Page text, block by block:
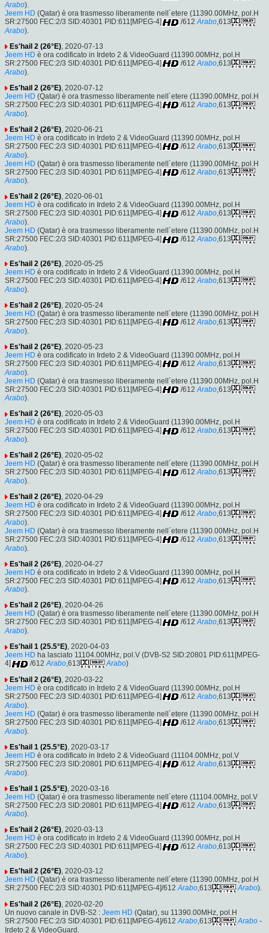
Arabo).
Jeem HD (Qatar) è ora trasmesso liberamente nell´etere (11390.00MHz, pol.H
SR:27500 FEC:2/3 SID:40301 PID:611[MPEG-4]
/612 Arabo,613
Arabo).
Es'hail 2 (26°E), 2020-07-13
Jeem HD è ora codificato in Irdeto 2 & VideoGuard (11390.00MHz, pol.H
SR:27500 FEC:2/3 SID:40301 PID:611[MPEG-4]
/612 Arabo,613
Arabo).
Es'hail 2 (26°E), 2020-07-12
Jeem HD (Qatar) è ora trasmesso liberamente nell´etere (11390.00MHz, pol.H
SR:27500 FEC:2/3 SID:40301 PID:611[MPEG-4]
/612 Arabo,613
Arabo).
Es'hail 2 (26°E) , 2020-06-21
Jeem HD è ora codificato in Irdeto 2 & VideoGuard (11390.00MHz, pol.H
SR:27500 FEC:2/3 SID:40301 PID:611[MPEG-4]
/612 Arabo ,613
Arabo).
Jeem HD (Qatar) è ora trasmesso liberamente nell´etere (11390.00MHz, pol.H
SR:27500 FEC:2/3 SID:40301 PID:611[MPEG-4]
/612 Arabo ,613
Arabo).
Es'hail 2 (26°E), 2020-06-01
Jeem HD è ora codificato in Irdeto 2 & VideoGuard (11390.00MHz, pol.H
SR:27500 FEC:2/3 SID:40301 PID:611[MPEG-4]
/612 Arabo,613
Arabo).
Jeem HD (Qatar) è ora trasmesso liberamente nell´etere (11390.00MHz, pol.H
SR:27500 FEC:2/3 SID:40301 PID:611[MPEG-4]
/612 Arabo,613
Arabo).
Es'hail 2 (26°E), 2020-05-25
Jeem HD è ora codificato in Irdeto 2 & VideoGuard (11390.00MHz, pol.H
SR:27500 FEC:2/3 SID:40301 PID:611[MPEG-4]
/612 Arabo,613
Arabo).
Es'hail 2 (26°E), 2020-05-24
Jeem HD (Qatar) è ora trasmesso liberamente nell´etere (11390.00MHz, pol.H
SR:27500 FEC:2/3 SID:40301 PID:611[MPEG-4]
/612 Arabo,613
Arabo).
Es'hail 2 (26°E) , 2020-05-23
Jeem HD è ora codificato in Irdeto 2 & VideoGuard (11390.00MHz, pol.H
SR:27500 FEC:2/3 SID:40301 PID:611[MPEG-4]
/612 Arabo ,613
Arabo).
Jeem HD (Qatar) è ora trasmesso liberamente nell´etere (11390.00MHz, pol.H
SR:27500 FEC:2/3 SID:40301 PID:611[MPEG-4]
/612 Arabo ,613
Arabo).
Es'hail 2 (26°E), 2020-05-03
Jeem HD è ora codificato in Irdeto 2 & VideoGuard (11390.00MHz, pol.H
SR:27500 FEC:2/3 SID:40301 PID:611[MPEG-4]
/612 Arabo,613
Arabo).
Es'hail 2 (26°E), 2020-05-02
Jeem HD (Qatar) è ora trasmesso liberamente nell´etere (11390.00MHz, pol.H
SR:27500 FEC:2/3 SID:40301 PID:611[MPEG-4]
/612 Arabo,613
Arabo).
Es'hail 2 (26°E), 2020-04-29
Jeem HD è ora codificato in Irdeto 2 & VideoGuard (11390.00MHz, pol.H
SR:27500 FEC:2/3 SID:40301 PID:611[MPEG-4]
/612 Arabo,613
Arabo).
Jeem HD (Qatar) è ora trasmesso liberamente nell´etere (11390.00MHz, pol.H
SR:27500 FEC:2/3 SID:40301 PID:611[MPEG-4]
/612 Arabo,613
Arabo).
Es'hail 2 (26°E) , 2020-04-27
Jeem HD è ora codificato in Irdeto 2 & VideoGuard (11390.00MHz, pol.H
SR:27500 FEC:2/3 SID:40301 PID:611[MPEG-4]
/612 Arabo ,613
Arabo).
Es'hail 2 (26°E), 2020-04-26
Jeem HD (Qatar) è ora trasmesso liberamente nell´etere (11390.00MHz, pol.H
SR:27500 FEC:2/3 SID:40301 PID:611[MPEG-4]
/612 Arabo,613
Arabo).
Es'hail 1 (25.5°E), 2020-04-03
Jeem HD ha lasciato 11104.00MHz, pol.V (DVB-S2 SID:20801 PID:611[MPEG-
4]
/612 Arabo,613 Arabo)
Es'hail 2 (26°E), 2020-03-22
Jeem HD è ora codificato in Irdeto 2 & VideoGuard (11390.00MHz, pol.H
SR:27500 FEC:2/3 SID:40301 PID:611[MPEG-4]
/612 Arabo,613
Arabo).
Jeem HD (Qatar) è ora trasmesso liberamente nell´etere (11390.00MHz, pol.H
SR:27500 FEC:2/3 SID:40301 PID:611[MPEG-4]
/612 Arabo,613
Arabo).
Es'hail 1 (25.5°E) , 2020-03-17
Jeem HD è ora codificato in Irdeto 2 & VideoGuard (11104.00MHz, pol.V
SR:27500 FEC:2/3 SID:20801 PID:611[MPEG-4]
/612 Arabo ,613
Arabo).
Es'hail 1 (25.5°E) , 2020-03-16
Jeem HD (Qatar) è ora trasmesso liberamente nell´etere (11104.00MHz, pol.V
SR:27500 FEC:2/3 SID:20801 PID:611[MPEG-4]
/612 Arabo ,613
Arabo).
Es'hail 2 (26°E), 2020-03-13
Jeem HD è ora codificato in Irdeto 2 & VideoGuard (11390.00MHz, pol.H
SR:27500 FEC:2/3 SID:40301 PID:611[MPEG-4]
/612 Arabo,613
Arabo).
Es'hail 2 (26°E), 2020-03-12
Jeem HD (Qatar) è ora trasmesso liberamente nell´etere (11390.00MHz, pol.H
SR:27500 FEC:2/3 SID:40301 PID:611[MPEG-4]/612 Arabo,613 Arabo).
Es'hail 2 (26°E), 2020-02-20
Un nuovo canale in DVB-S2 : Jeem HD (Qatar), su 11390.00MHz, pol.H
SR:27500 FEC:2/3 SID:40301 PID:611[MPEG-4]/612 Arabo,613 Arabo -
Irdeto 2 & VideoGuard.